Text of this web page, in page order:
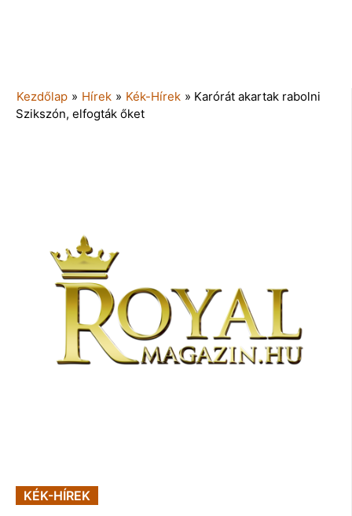
Kezdőlap » Hírek » Kék-Hírek » Karórát akartak rabolni
Szikszón, elfogták őket
KÉK-HÍREK